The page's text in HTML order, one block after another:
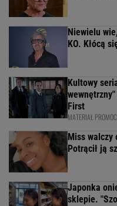
Niewielu
KO. Kłócą
Kultowy
First
MATERIAŁ
Miss
Potrącił ją
Japonka
sklepie.